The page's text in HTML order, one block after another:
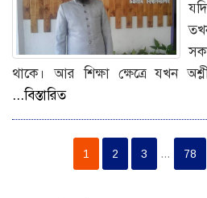
থাকে। আর শিক্ষা ক্ষেত্রে যখন
...বিস্তারিত
1 2 3 … 78